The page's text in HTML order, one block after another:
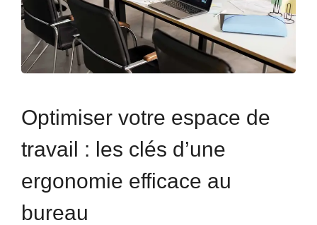
Optimiser votre espace de
travail : les clés d’une
ergonomie efficace au
bureau